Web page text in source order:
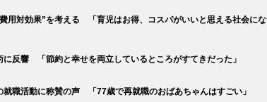
用対効果”を考える 「育児はお得、コスパがいいと思える社会にな
反響 「節約と幸せを両立しているところがすてきだった」
職活動に称賛の声 「77歳で再就職のおばあちゃんはすごい」